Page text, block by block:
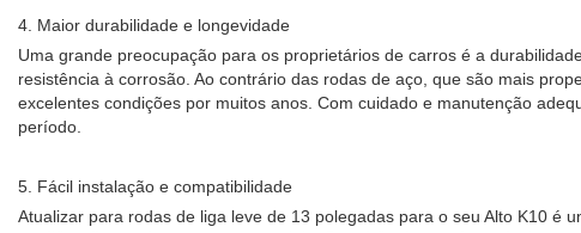
4. Maior durabilidade e longevidade
Uma grande preocupação para os proprietários de carros é a
resistência à corrosão. Ao contrário das rodas de aço, que são mais
excelentes condições por muitos anos. Com cuidado e manutenção
período.
5. Fácil instalação e compatibilidade
Atualizar para rodas de liga leve de 13 polegadas para o seu Alto K10 é